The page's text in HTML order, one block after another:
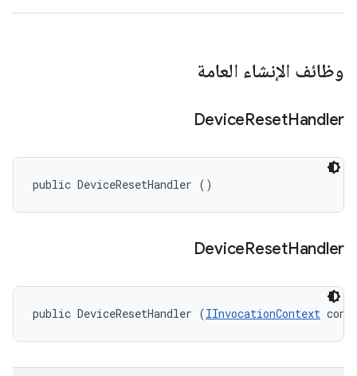
وظائف الإنشاء العامة
DeviceResetHandler
public DeviceResetHandler ()
DeviceResetHandler
public DeviceResetHandler (IInvocationContext